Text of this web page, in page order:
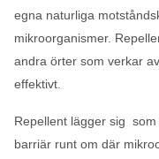
egna naturliga
mikroorganismer.
andra örter som verkar
effektivt.
Repellent lägger sig
barriär runt om där